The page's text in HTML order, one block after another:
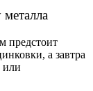
предстоит
а завтра
или